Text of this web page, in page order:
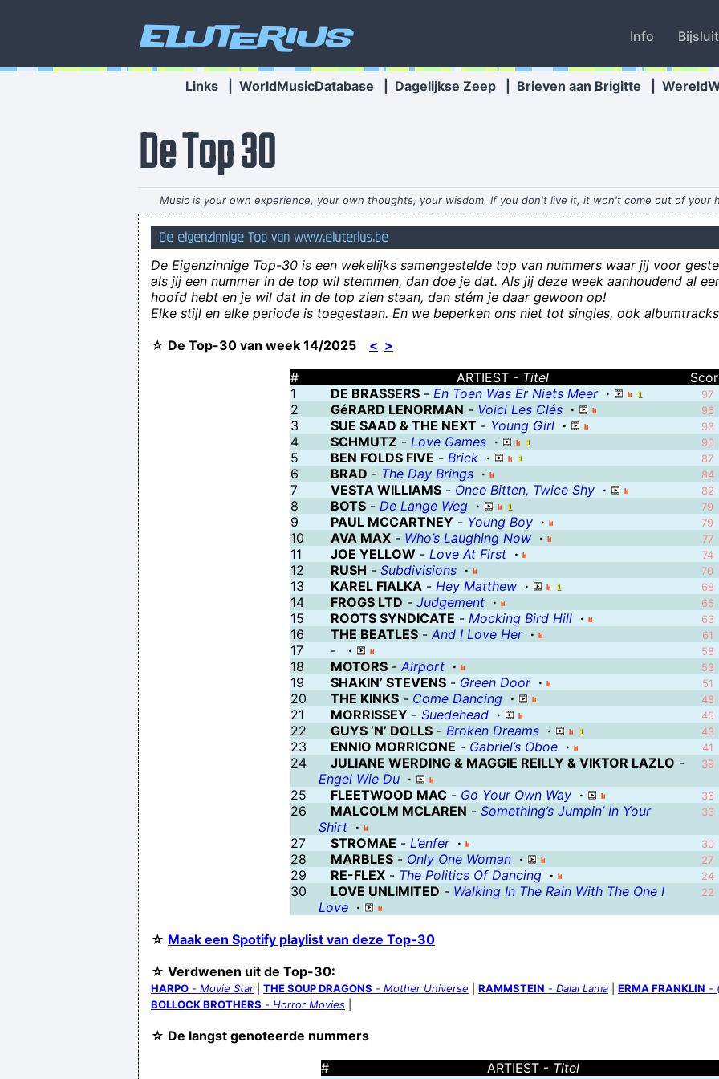
Eluterius Info
Links WorldMusicDatabase Dagelijkse Zeep Brieven aan Brigitte
De Top 30
Music is your own experience, your own thoughts, your wisdom. If you don't live it, it won't come out of your
to music. But, man,
Willem Verbraad, breiconstructeur in een home voor delinquenten, heeft zich tijdens zijn eerste tongkus
wie zijn
Als Tonny Prastmans (34) naar zijn werk fietst, houdt hij altijd even halt bij een oud, hulpbehoevend
There are two sorts of monuments; the ones
I know an artist, he has a Russian sound
De eigenzinnige Top van www.eluterius.be
De Eigenzinnige Top-30 is een wekelijks samengestelde top van nummers waar jij voor
als jij een nummer in de top wil stemmen, dan doe je dat. Als jij deze week aanhoudend al
hoofd hebt en je wil dat in de top zien staan, dan stém je daar gewoon op!
Elke stijl en elke periode is toegestaan. En we beperken ons niet tot singles, ook
☆ De Top-30 van week 14/2025 < >
#
ARTIEST - Titel
1
DE BRASSERS- En Toen Was Er Niets Meer · 97
2 GéRARD LENORMAN - Voici Les Clés · 96
3 SUE SAAD & THE NEXT- Young Girl · 93
4 SCHMUTZ - Love Games · 90
5 BEN FOLDS FIVE - Brick · 87
6 BRAD - The Day Brings · 84
7 VESTA WILLIAMS- Once Bitten, Twice Shy · 82
8 BOTS- De Lange Weg · 79
9 PAUL MCCARTNEY - Young Boy · 79
10 AVA MAX- Who’s Laughing Now · 77
11 JOE YELLOW- Love At First · 74
12 RUSH - Subdivisions · 70
13 KAREL FIALKA- Hey Matthew · 68
14 FROGS LTD - Judgement · 65
15 ROOTS SYNDICATE - Mocking Bird Hill · 63
16 THE BEATLES- And I Love Her · 61
17 - · 58
18 MOTORS- Airport · 53
19 SHAKIN’ STEVENS- Green Door · 51
20 THE KINKS- Come Dancing · 48
21 MORRISSEY - Suedehead · 45
22 GUYS ’N’ DOLLS- Broken Dreams · 43
23 ENNIO MORRICONE - Gabriel’s Oboe · 41
24 JULIANE WERDING & MAGGIE REILLY & VIKTOR LAZLO -
Engel Wie Du ·
39
25 FLEETWOOD MAC- Go Your Own Way · 36
26 MALCOLM MCLAREN - Something’s Jumpin’ In Your
Shirt ·
33
27 STROMAE - L’enfer · 30
28 MARBLES- Only One Woman · 27
29 RE-FLEX- The Politics Of Dancing · 24
30 LOVE UNLIMITED - Walking In The Rain With The One I
Love ·
22
☆ Maak een Spotify playlist van deze Top-30
☆ Verdwenen uit de Top-30:
HARPO - Movie Star THE SOUP DRAGONS - Mother Universe RAMMSTEIN - Dalai Lama ERMA FRANKLIN -
BOLLOCK BROTHERS - Horror Movies
☆ De langst genoteerde nummers
#
ARTIEST - Titel